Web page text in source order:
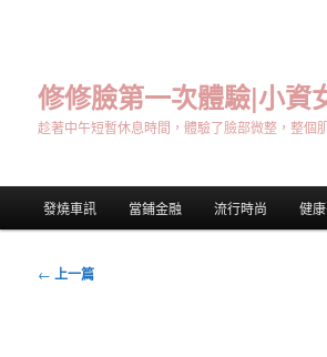
修修臉第一次體驗|小資
趁著中午短暫休息時間，體驗了臉部微整，整個
發燒車訊 當鋪金融 流行時尚 健
文
← 上一篇